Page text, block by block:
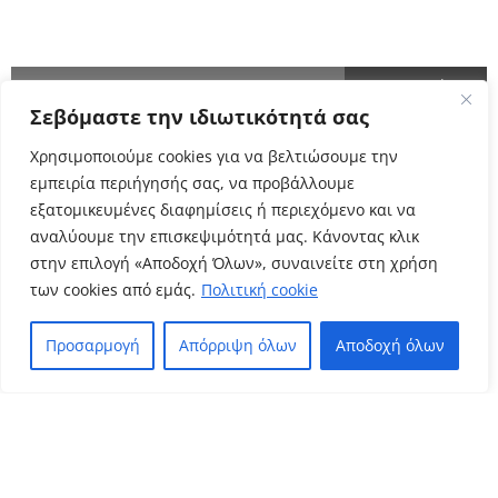
Σεβόμαστε την ιδιωτικότητά σας
Χρησιμοποιούμε cookies για να βελτιώσουμε την
εμπειρία περιήγησής σας, να προβάλλουμε
εξατομικευμένες διαφημίσεις ή περιεχόμενο και να
αναλύουμε την επισκεψιμότητά μας. Κάνοντας κλικ
στην επιλογή «Αποδοχή Όλων», συναινείτε στη χρήση
των cookies από εμάς. Πολιτική cookie
Προσαρμογή Απόρριψη όλων Αποδοχή όλων